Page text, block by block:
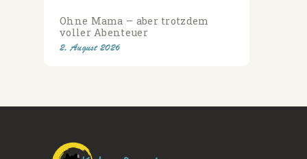
Ohne Mama – aber trotzdem
voller Abenteuer
2. August 2026